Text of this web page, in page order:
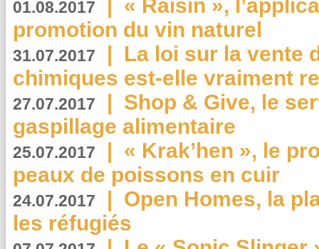
01.08.2017 | « Raisin »,
promotion du vin naturel
31.07.2017 | La loi sur la vente
chimiques est-elle vraiment
27.07.2017 | Shop & Give, le
gaspillage alimentaire
25.07.2017 | « Krak’hen », le
peaux de poissons en cuir
24.07.2017 | Open Homes, la
les réfugiés